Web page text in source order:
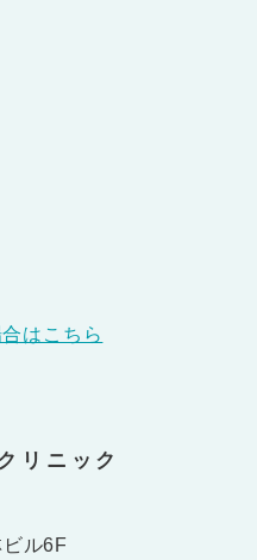
はこちら
リニック
ル6F